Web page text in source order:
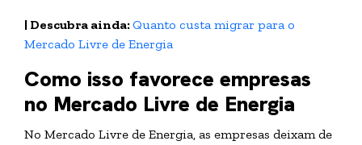
| Descubra ainda:Quanto custa migrar para o
Mercado Livre de Energia
Como isso favorece empresas
no Mercado Livre de Energia
No Mercado Livre de Energia, as empresas deixam de